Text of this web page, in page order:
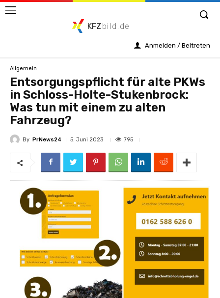
KFZ bild.de
Anmelden / Beitreten
Allgemein
Entsorgungspflicht für alte PKWs
in Schloss-Holte-Stukenbrock:
Was tun mit einem zu alten
Fahrzeug?
By PrNews24 5. Juni 2023 795